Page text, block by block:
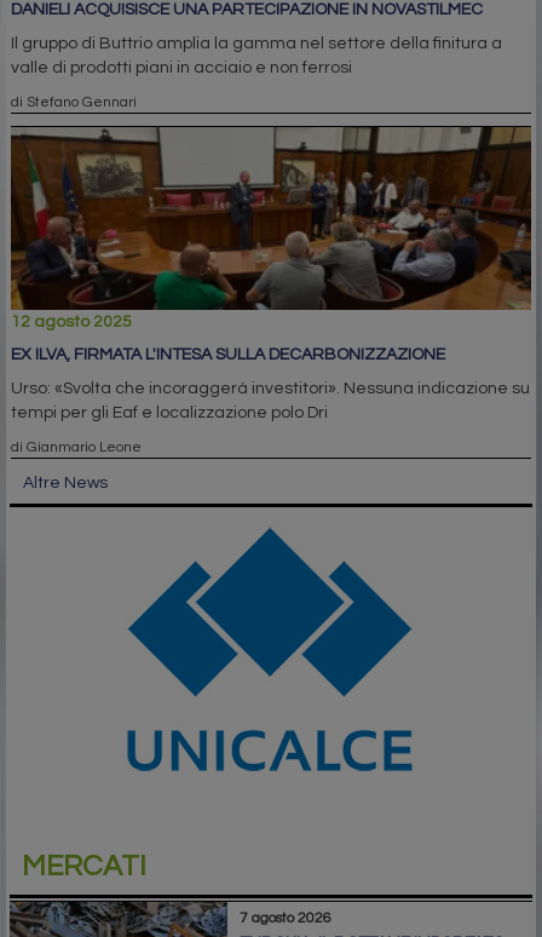
DANIELI ACQUISISCE UNA PARTECIPAZIONE IN NOVASTILMEC
Il gruppo di Buttrio amplia la gamma nel settore della finitura a
valle di prodotti piani in acciaio e non ferrosi
di Stefano Gennari
12 agosto 2025
EX ILVA, FIRMATA L'INTESA SULLA DECARBONIZZAZIONE
Urso: «Svolta che incoraggerà investitori». Nessuna indicazione su
tempi per gli Eaf e localizzazione polo Dri
di Gianmario Leone
Altre News
MERCATI
7 agosto 2026